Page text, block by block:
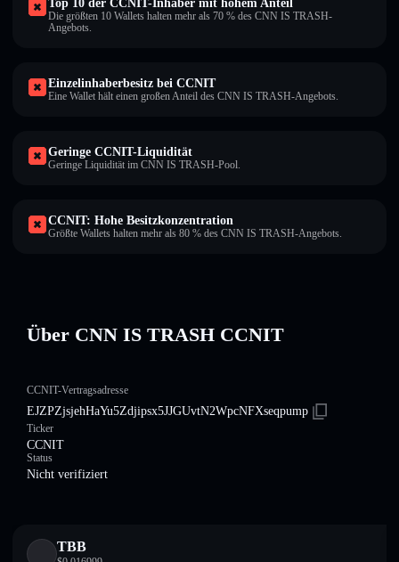
Top 10 der CCNIT-Inhaber mit hohem Anteil
Die größten 10 Wallets halten mehr als 70 % des CNN IS TRASH-
Angebots.
Einzelinhaberbesitz bei CCNIT
Eine Wallet hält einen großen Anteil des CNN IS TRASH-Angebots.
Geringe CCNIT-Liquidität
Geringe Liquidität im CNN IS TRASH-Pool.
CCNIT: Hohe Besitzkonzentration
Größte Wallets halten mehr als 80 % des CNN IS TRASH-Angebots.
Über CNN IS TRASH CCNIT
CCNIT-Vertragsadresse
EJZPZjsjehHaYu5Zdjipsx5JJGUvtN2WpcNFXseqpump
Ticker
CCNIT
Status
Nicht verifiziert
TBB